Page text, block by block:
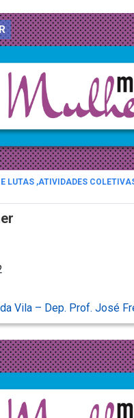
LUTAS ,ATIVIDADES
Vila – Dep. Prof. José